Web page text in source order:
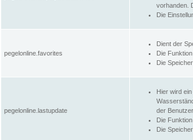
vorhanden.
Die
pegelonline.favorites
Dient der
Die
Die
pegelonline.lastupdate
Hier wird
der
Die
Die